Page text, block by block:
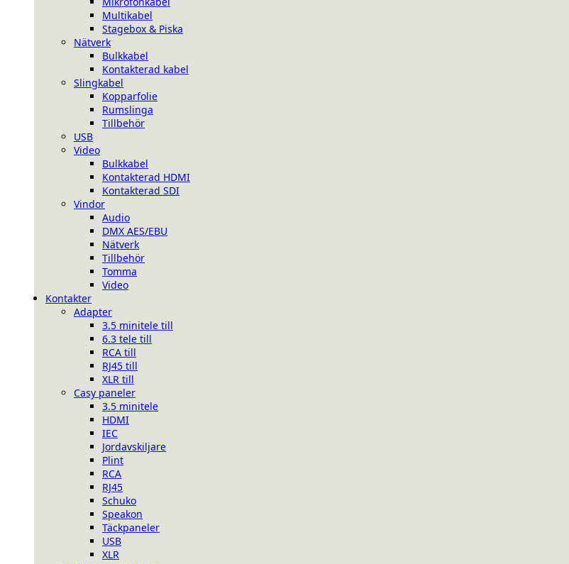
Multikabel
Stagebox & Piska
Nätverk
Bulkkabel
Kontakterad kabel
Slingkabel
Kopparfolie
Rumslinga
Tillbehör
USB
Video
Bulkkabel
Kontakterad HDMI
Kontakterad SDI
Vindor
Audio
DMX AES/EBU
Nätverk
Tillbehör
Tomma
Video
Kontakter
Adapter
3.5 minitele till
6.3 tele till
RCA till
RJ45 till
XLR till
Casy paneler
3.5 minitele
HDMI
IEC
Jordavskiljare
Plint
RCA
RJ45
Schuko
Speakon
Täckpaneler
USB
XLR